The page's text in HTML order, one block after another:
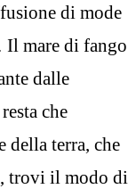
di mode
mare di fango
dalle
che
della terra, che
trovi il modo di